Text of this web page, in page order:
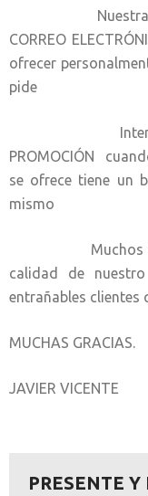
Nuestra idea
CORREO
ofrecer
pide
Intentaremos
PROMOCIÓN
se ofrece tiene un
mismo
Muchos años
calidad de
entrañables clientes
MUCHAS GRACIAS.
JAVIER VICENTE
PRESENTE Y